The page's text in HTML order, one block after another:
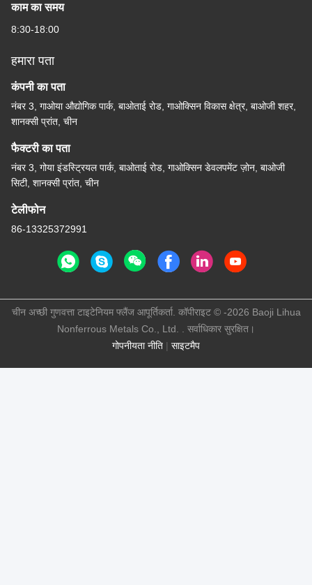
काम का समय
8:30-18:00
हमारा पता
कंपनी का पता
नंबर 3, गाओया औद्योगिक पार्क, बाओताई रोड, गाओक्सिन विकास क्षेत्र, बाओजी शहर,
शानक्सी प्रांत, चीन
फैक्टरी का पता
नंबर 3, गोया इंडस्ट्रियल पार्क, बाओताई रोड, गाओक्सिन डेवलपमेंट ज़ोन, बाओजी
सिटी, शानक्सी प्रांत, चीन
टेलीफोन
86-13325372991
गोपनीयता नीति | साइटमैप
चीन अच्छी गुणवत्ता टाइटेनियम फ्लैंज आपूर्तिकर्ता. कॉपीराइट © -2026 Baoji Lihua
Nonferrous Metals Co., Ltd. . सर्वाधिकार सुरक्षित।